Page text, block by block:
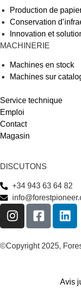
Production de
Conservation
Innovation et
MACHINERIE
Machines en stock
Machines sur
Service technique
Emploi
Contact
Magasin
DISCUTONS
+34 943 63 64 82
©Copyright 2025,
Avis